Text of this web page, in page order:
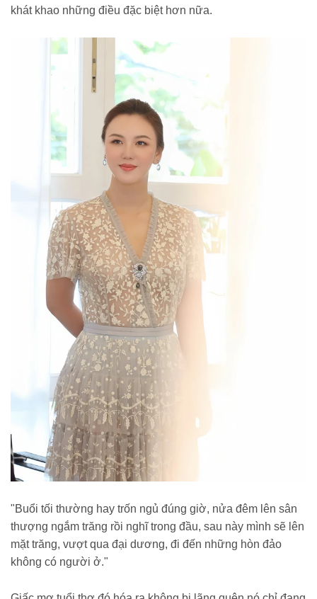
khát khao những điều đặc biệt hơn nữa.
"Buổi tối thường hay trốn ngủ đúng giờ, nửa đêm lên sân
thượng ngắm trăng rồi nghĩ trong đầu, sau này mình sẽ lên
mặt trăng, vượt qua đại dương, đi đến những hòn đảo
không có người ở."